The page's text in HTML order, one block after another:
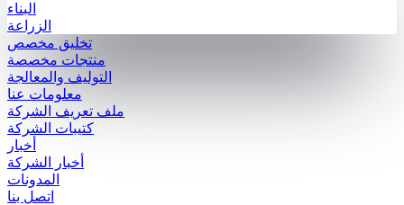
البناء
الزراعة
تخليق مخصص
منتجات مخصصة
التوليف والمعالجة
معلومات عنا
ملف تعريف الشركة
كتيبات الشركة
أخبار
أخبار الشركة
المدونات
اتصل بنا